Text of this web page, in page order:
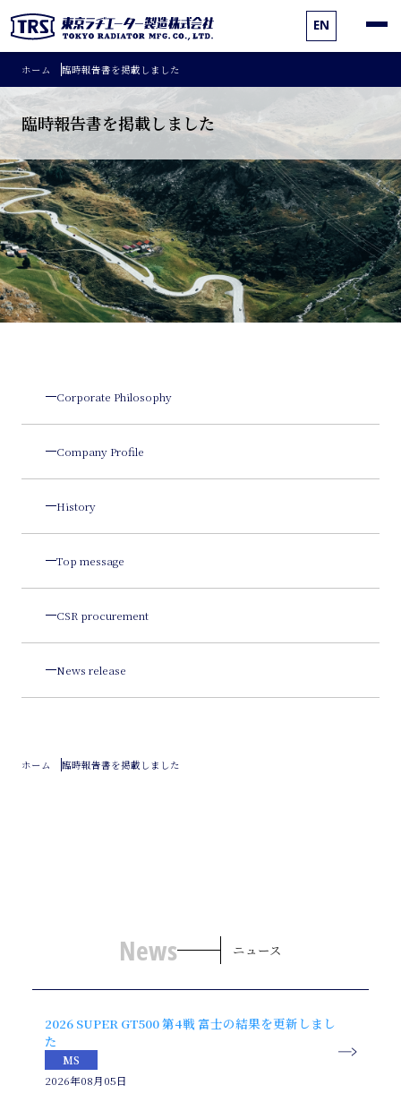
EN
ホーム 臨時報告書を掲載しました
臨時報告書を掲載しました
Corporate Philosophy
Company Profile
History
Top message
CSR procurement
News release
ホーム 臨時報告書を掲載しました
News ニュース
2026年08月05日
MS
2026 SUPER GT500 第4戦 富士の結果を更新しまし
た